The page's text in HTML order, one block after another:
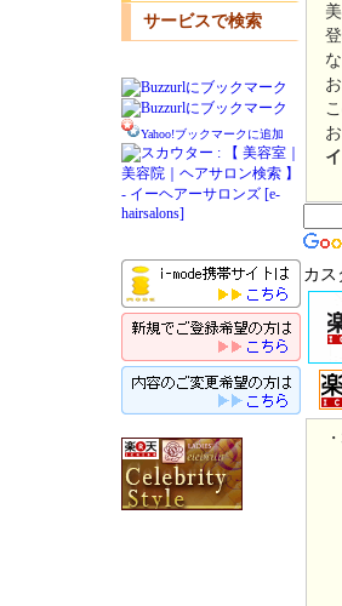
カス
・
サービスで検索
Yahoo!ブックマークに追加